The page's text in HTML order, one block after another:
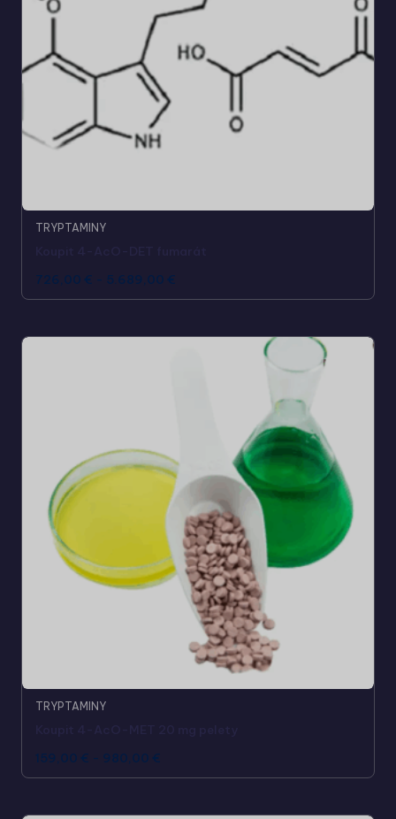
TRYPTAMINY
726,00 € - 5.689,00 €
TRYPTAMINY
159,00 € - 980,00 €